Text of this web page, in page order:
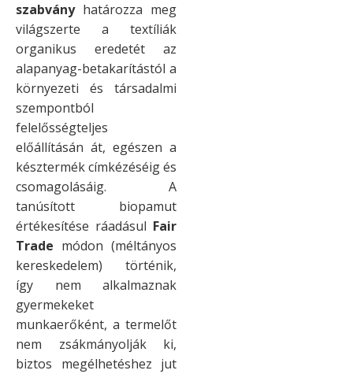
szabványhatározza meg
világszerte a textíliák
organikus eredetét az
alapanyag-betakarítástól a
környezeti és társadalmi
szempontból
felelősségteljes
előállításán át, egészen a
késztermék címkézéséig és
csomagolásáig. A
tanúsított biopamut
értékesítése ráadásul Fair
Trade módon (méltányos
kereskedelem) történik,
így nem alkalmaznak
gyermekeket
munkaerőként, a termelőt
nem zsákmányolják ki,
biztos megélhetéshez jut